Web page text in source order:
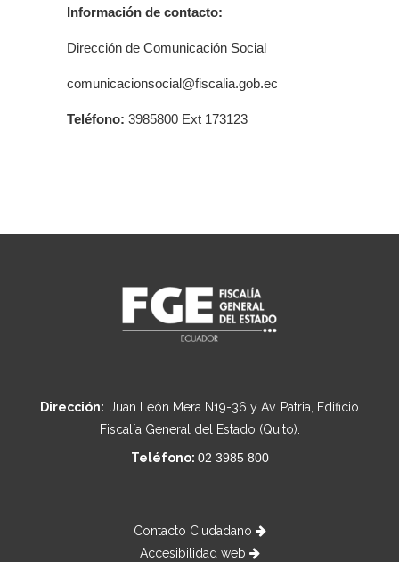
Información de contacto:
Dirección de Comunicación Social
comunicacionsocial@fiscalia.gob.ec
Teléfono: 3985800 Ext 173123
Dirección: Juan León Mera N19-36 y Av. Patria, Edificio
Fiscalía General del Estado (Quito).
Teléfono: 02 3985 800
Contacto Ciudadano
Accesibilidad web